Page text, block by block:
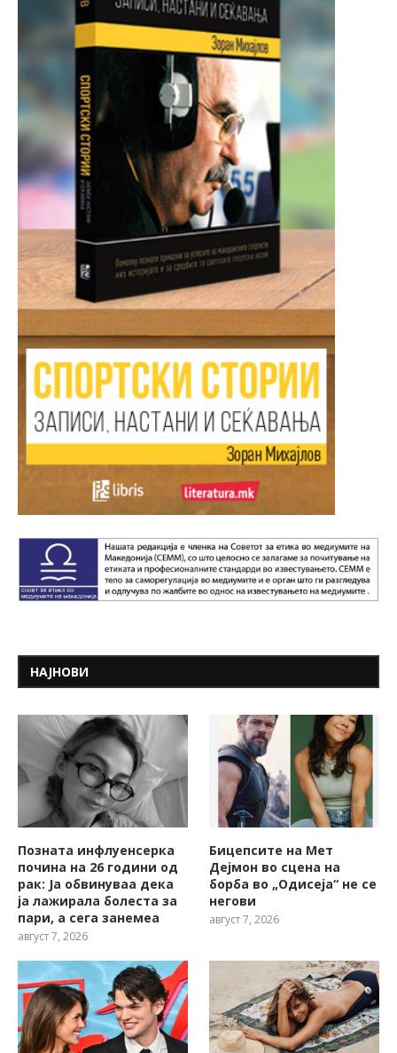
НАЈНОВИ
Позната инфлуенсерка
почина на 26 години од
рак: Ја обвинуваа дека
ја лажирала болеста за
пари, а сега занемеа
август 7, 2026
Бицепсите на Мет
Дејмон во сцена на
борба во „Одисеја“ не се
негови
август 7, 2026